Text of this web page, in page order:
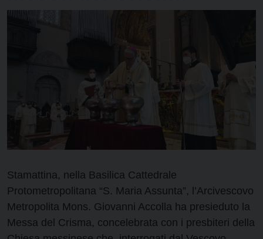
Stamattina, nella Basilica Cattedrale
Protometropolitana “S. Maria Assunta”, l’Arcivescovo
Metropolita Mons. Giovanni Accolla ha presieduto la
Messa del Crisma, concelebrata con i presbiteri della